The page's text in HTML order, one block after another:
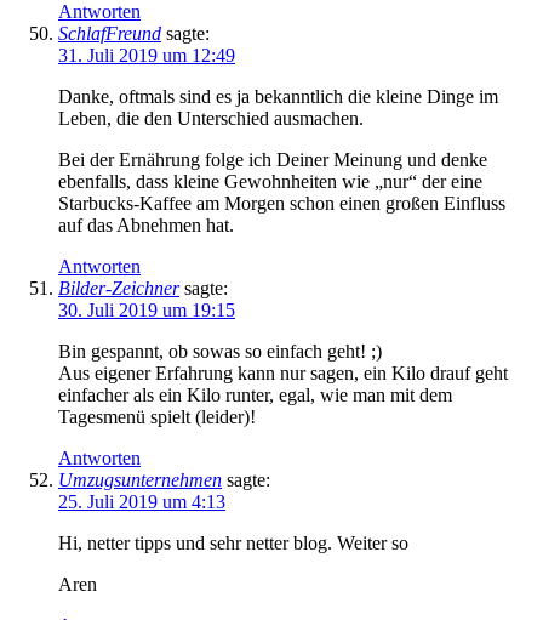
Antworten
SchlafFreund sagte:
31. Juli 2019 um 12:49
Danke, oftmals sind es ja bekanntlich die kleine Dinge im
Leben, die den Unterschied ausmachen.
Bei der Ernährung folge ich Deiner Meinung und denke
ebenfalls, dass kleine Gewohnheiten wie „nur“ der eine
Starbucks-Kaffee am Morgen schon einen großen Einfluss
auf das Abnehmen hat.
Antworten
Bilder-Zeichner sagte:
30. Juli 2019 um 19:15
Bin gespannt, ob sowas so einfach geht! ;)
Aus eigener Erfahrung kann nur sagen, ein Kilo drauf geht
einfacher als ein Kilo runter, egal, wie man mit dem
Tagesmenü spielt (leider)!
Antworten
Umzugsunternehmen sagte:
25. Juli 2019 um 4:13
Hi, netter tipps und sehr netter blog. Weiter so
Aren